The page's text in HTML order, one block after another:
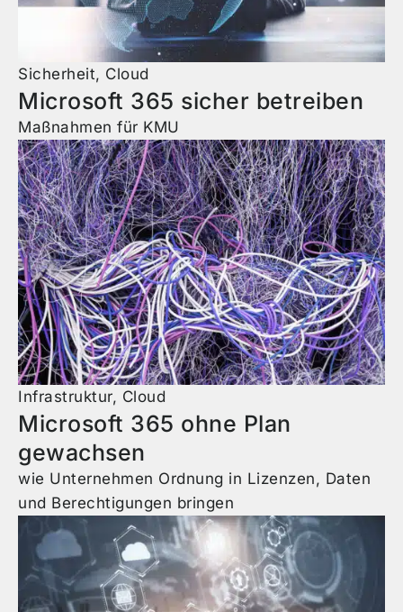
Sicherheit, Cloud
Microsoft 365 sicher betreiben
Maßnahmen für KMU
Infrastruktur, Cloud
Microsoft 365 ohne Plan
gewachsen
wie Unternehmen Ordnung in Lizenzen, Daten
und Berechtigungen bringen